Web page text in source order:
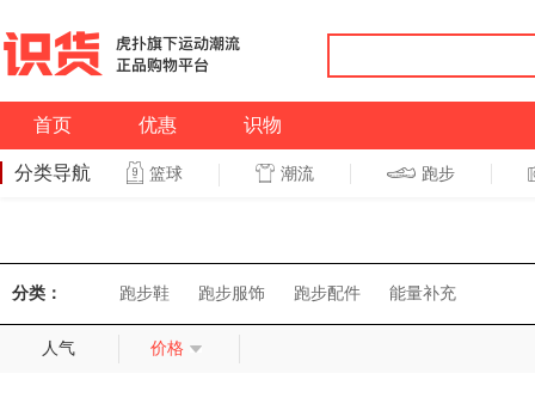
首页 优惠 识物
分类导航 篮球 潮流 跑步
分类： 跑步鞋 跑步服饰 跑步配件 能量补充
人气 价格